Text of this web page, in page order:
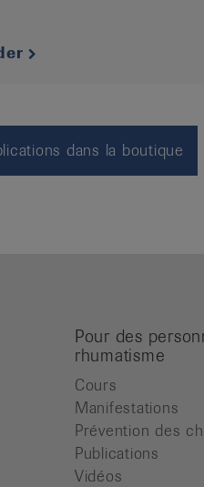
dans la boutique
Pour des
rhumatisme
Cours
Manifestations
Prévention des
Publications
Vidéos